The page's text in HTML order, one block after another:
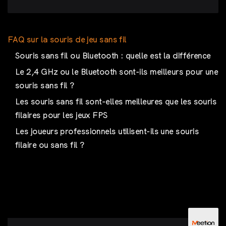
FAQ sur la souris de jeu sans fil
Souris sans fil ou Bluetooth : quelle est la différence
Le 2,4 GHz ou le Bluetooth sont-ils meilleurs pour une
souris sans fil ?
Les souris sans fil sont-elles meilleures que les souris
filaires pour les jeux FPS
Les joueurs professionnels utilisent-ils une souris
filaire ou sans fil ?